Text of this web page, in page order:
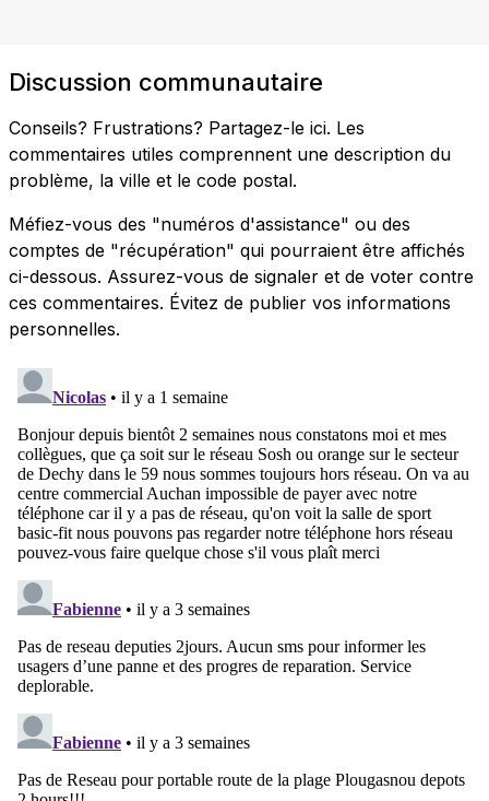
Discussion communautaire
Conseils? Frustrations? Partagez-le ici. Les
commentaires utiles comprennent une description du
problème, la ville et le code postal.
Méfiez-vous des "numéros d'assistance" ou des
comptes de "récupération" qui pourraient être affichés
ci-dessous. Assurez-vous de signaler et de voter contre
ces commentaires. Évitez de publier vos informations
personnelles.